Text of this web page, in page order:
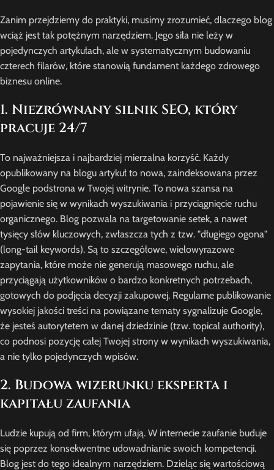
Zanim przejdziemy do praktyki, musimy zrozumieć, dlaczego blog
wciąż jest tak potężnym narzędziem. Jego siła nie leży w
pojedynczych artykułach, ale w systematycznym budowaniu
czterech filarów, które stanowią fundament każdego zdrowego
biznesu online.
1. Niezrównany silnik SEO, który
pracuje 24/7
To najważniejsza i najbardziej mierzalna korzyść. Każdy
opublikowany na blogu artykuł to nowa, zaindeksowana przez
Google podstrona w Twojej witrynie. To nowa szansa na
pojawienie się w wynikach wyszukiwania i przyciągnięcie ruchu
organicznego. Blog pozwala na targetowanie setek, a nawet
tysięcy słów kluczowych, zwłaszcza tych z tzw. "długiego ogona"
(long-tail keywords). Są to szczegółowe, wielowyrazowe
zapytania, które może nie generują masowego ruchu, ale
przyciągają użytkowników o bardzo konkretnych potrzebach,
gotowych do podjęcia decyzji zakupowej. Regularne publikowanie
wysokiej jakości treści na powiązane tematy sygnalizuje Google,
że jesteś autorytetem w danej dziedzinie (tzw. topical authority),
co podnosi pozycję całej Twojej strony w wynikach wyszukiwania,
a nie tylko pojedynczych wpisów.
2. Budowa wizerunku eksperta i
kapitału zaufania
Ludzie kupują od firm, którym ufają. W internecie zaufanie buduje
się poprzez konsekwentne udowadnianie swoich kompetencji.
Blog jest do tego idealnym narzędziem. Dzieląc się wartościową